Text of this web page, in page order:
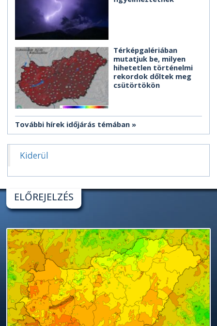
Térképgalériában
mutatjuk be, milyen
hihetetlen történelmi
rekordok dőltek meg
csütörtökön
További hírek időjárás témában
Kiderül
ELŐREJELZÉS